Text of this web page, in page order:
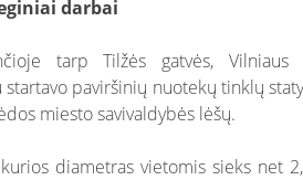
darbai
tarp Tilžės gatvės,
paviršinių nuotekų tinklų
miesto savivaldybės lėšų.
diametras vietomis sieks